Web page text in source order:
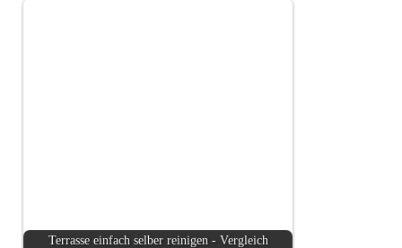
Terrasse einfach selber reinigen - Vergleich